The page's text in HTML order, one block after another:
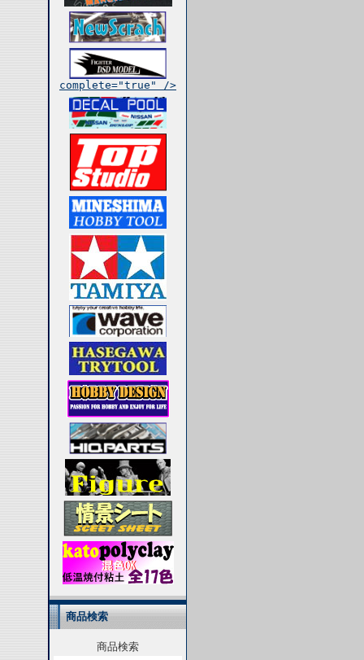
complete="true" />
商品検索
商品検索